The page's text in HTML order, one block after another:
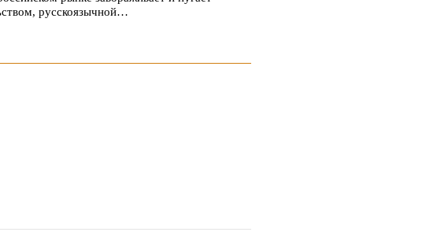
русскоязычной…